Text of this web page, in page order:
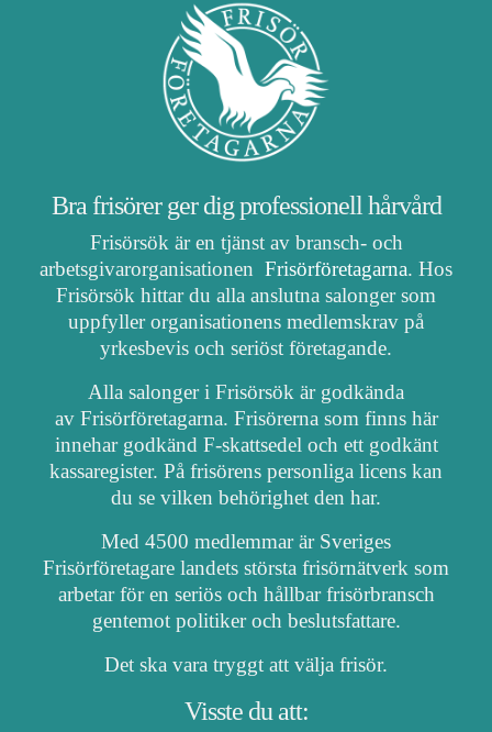
Bra frisörer ger dig professionell hårvård
Frisörsök är en tjänst av bransch- och
arbetsgivarorganisationen Frisörföretagarna. Hos
Frisörsök hittar du alla anslutna salonger som
uppfyller organisationens medlemskrav på
yrkesbevis och seriöst företagande.
Alla salonger i Frisörsök är godkända
av Frisörföretagarna. Frisörerna som finns här
innehar godkänd F-skattsedel och ett godkänt
kassaregister. På frisörens personliga licens kan
du se vilken behörighet den har.
Med 4500 medlemmar är Sveriges
Frisörföretagare landets största frisörnätverk som
arbetar för en seriös och hållbar frisörbransch
gentemot politiker och beslutsfattare.
Det ska vara tryggt att välja frisör.
Visste du att: